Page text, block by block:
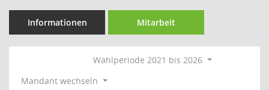
Informationen Mitarbeit
Wahlperiode 2021 bis 2026
Mandant wechseln